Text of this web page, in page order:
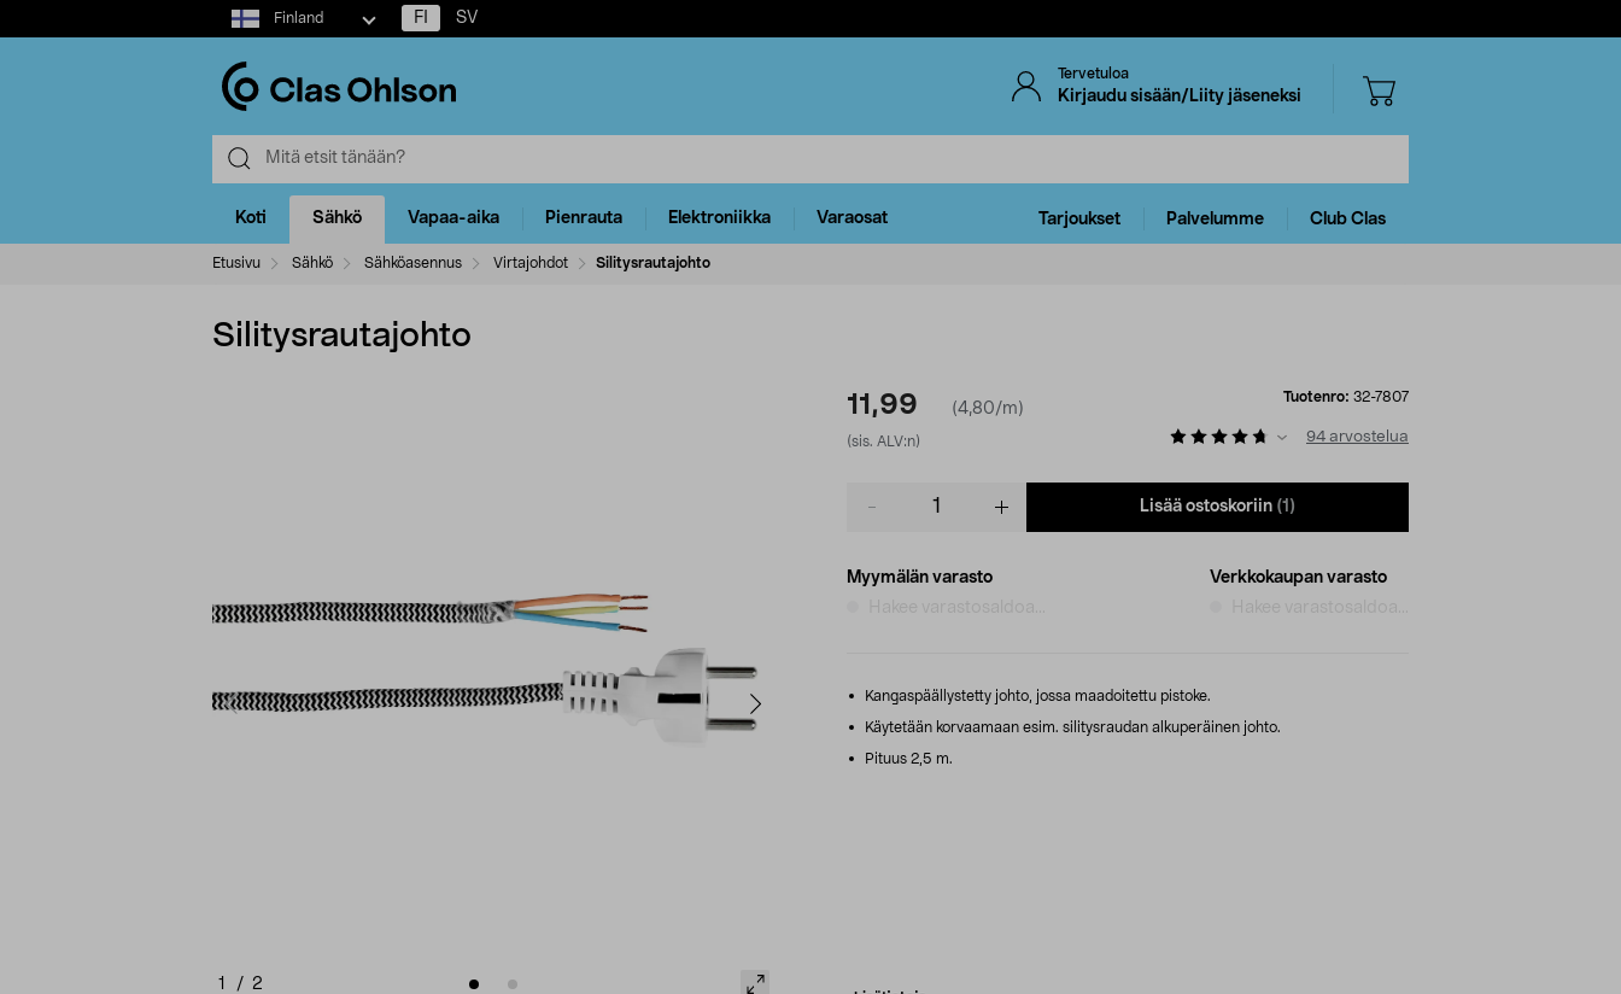
Select
market
Finland FI SV
Tervetuloa
Kirjaudu sisään/Liity jäseneksi
Koti Sähkö Vapaa-aika Pienrauta Elektroniikka Varaosat Tarjoukset Palvelumme Club Clas
Etusivu Sähkö Sähköasennus Virtajohdot Silitysrautajohto
Silitysrautajohto
1 / 2
11,99 (4,80/m)
(sis. ALV:n)
Tuotenro: 32-7807
94 arvostelua
Lisää ostoskoriin (1)
Myymälän varasto
Verkkokaupan varasto
Kangaspäällystetty johto, jossa maadoitettu pistoke.
Käytetään korvaamaan esim. silitysraudan alkuperäinen johto.
Pituus 2,5 m.